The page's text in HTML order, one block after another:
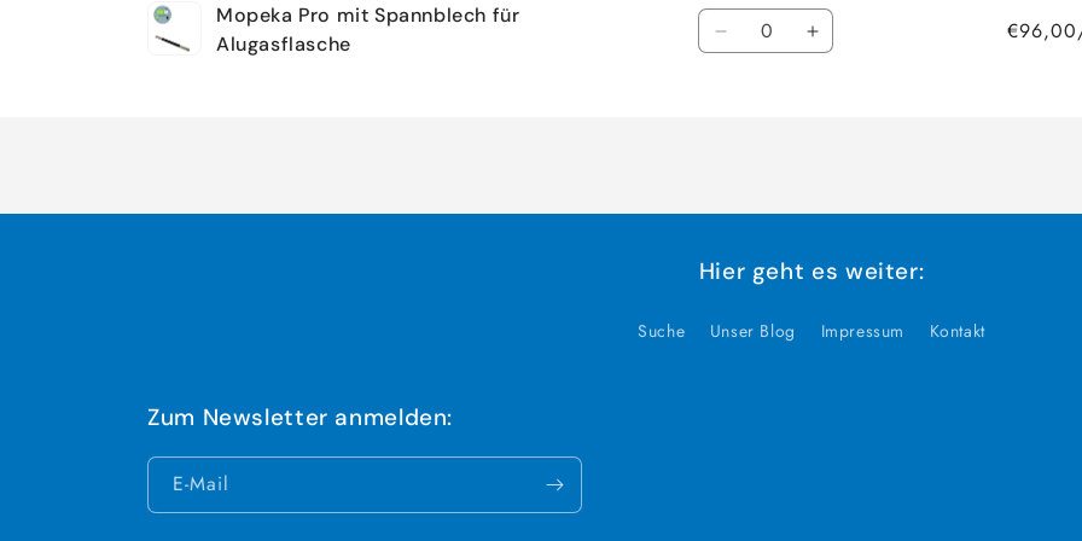
Warenkorb
Mopeka Pro mit Spannblech für
Alugasflasche
Anzahl
VerringereErhöhe
Hier geht es weiter:
Suche Unser Blog Impressum Kontakt
Zum Newsletter anmelden:
E-Mail